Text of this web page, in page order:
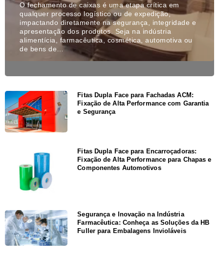
O fechamento de caixas é uma etapa crítica em
qualquer processo logístico ou de expedição,
impactando diretamente na segurança, integridade e
apresentação dos produtos. Seja na indústria
alimentícia, farmacêutica, cosmética, automotiva ou
de bens de…
Fitas Dupla Face para Fachadas ACM:
Fixação de Alta Performance com Garantia
e Segurança
Fitas Dupla Face para Encarroçadoras:
Fixação de Alta Performance para Chapas e
Componentes Automotivos
Segurança e Inovação na Indústria
Farmacêutica: Conheça as Soluções da HB
Fuller para Embalagens Invioláveis